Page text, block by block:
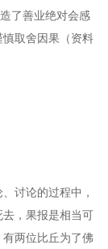
了善业绝对会感
取舍因果（资料
讨论的过程中，
，果报是相当可
两位比丘为了佛